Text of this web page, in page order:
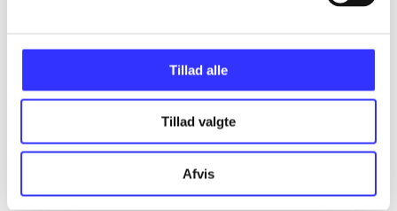
Tillad alle
Tillad valgte
Afvis
...
...